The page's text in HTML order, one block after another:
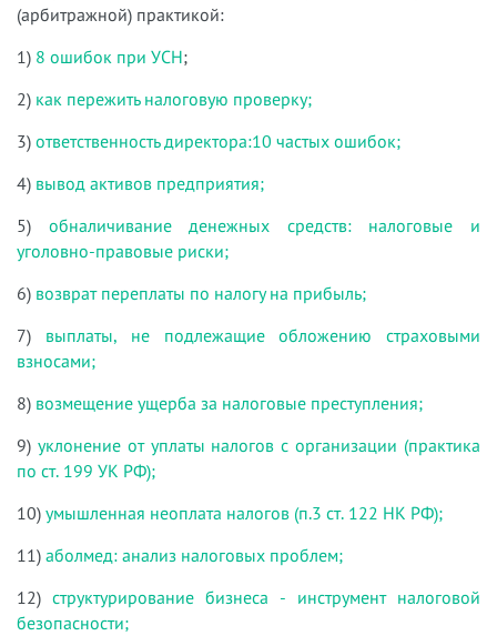
(арбитражной) практикой:
1) 8 ошибок при УСН;
2) как пережить налоговую проверку;
3) ответственность директора:10 частых ошибок;
4) вывод активов предприятия;
5) обналичивание денежных средств: налоговые и
уголовно-правовые риски;
6) возврат переплаты по налогу на прибыль;
7) выплаты, не подлежащие обложению страховыми
взносами;
8) возмещение ущерба за налоговые преступления;
9) уклонение от уплаты налогов с организации (практика
по ст. 199 УК РФ);
10) умышленная неоплата налогов (п.3 ст. 122 НК РФ);
11) аболмед: анализ налоговых проблем;
12) структурирование бизнеса - инструмент налоговой
безопасности;